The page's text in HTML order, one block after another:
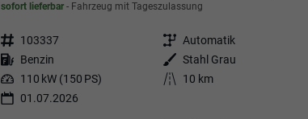
sofort lieferbar Fahrzeug mit Tageszulassung
Fahrzeugnr. 103337 Getriebe Automatik
Kraftstoff Benzin Außenfarbe Stahl Grau
Leistung 110 kW (150 PS) Kilometerstand
10 km
01.07.2026